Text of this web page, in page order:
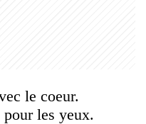
le coeur.
les yeux.